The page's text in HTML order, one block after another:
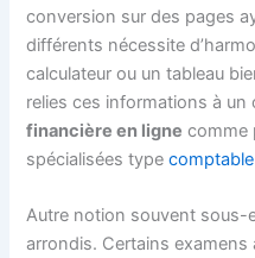
conversion sur des pages
différents nécessite
calculateur ou un tableau
relies ces informations à
financière en ligne comme
spécialisées type
Autre notion souvent sous-
arrondis. Certains examens